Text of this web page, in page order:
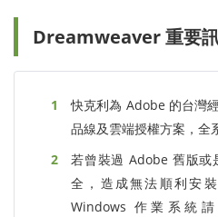
Dreamweaver 重要
快克利為 Adobe 的台灣
品線及雲端授權方案，全
若曾裝過 Adobe 舊版
全，造成無法順利安
Windows 作業系統